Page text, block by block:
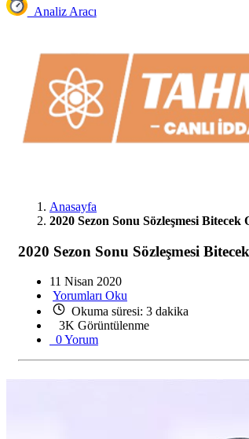
Analiz Aracı
Anasayfa
2020 Sezon Sonu Sözleşmesi Bitecek
2020 Sezon Sonu Sözleşmesi
11 Nisan 2020
Yorumları Oku
Okuma süresi: 3 dakika
3K Görüntülenme
0 Yorum